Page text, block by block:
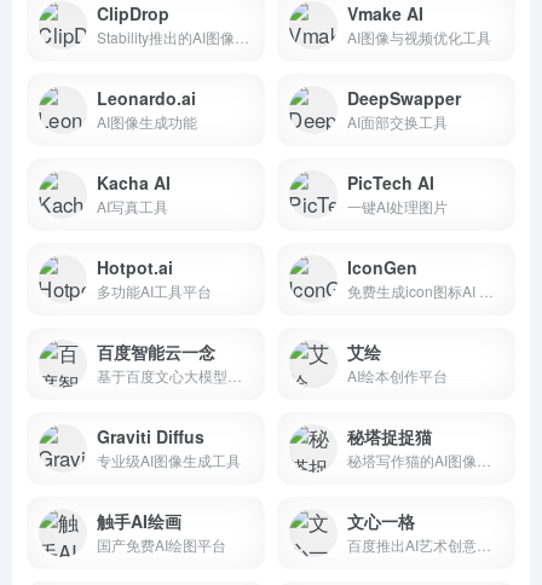
ClipDrop
Stability推出的AI图像处理工具
Vmake AI
AI图像与视频优化工具
Leonardo.ai
AI图像生成功能
DeepSwapper
AI面部交换工具
Kacha AI
AI写真工具
PicTech AI
一键AI处理图片
Hotpot.ai
多功能AI工具平台
IconGen
免费生成icon图标AI 生成器
百度智能云一念
基于百度文心大模型的AI绘图工具
艾绘
AI绘本创作平台
Graviti Diffus
专业级AI图像生成工具
秘塔捉捉猫
秘塔写作猫的AI图像生成工具
触手AI绘画
国产免费AI绘图平台
文心一格
百度推出AI艺术创意辅助平台